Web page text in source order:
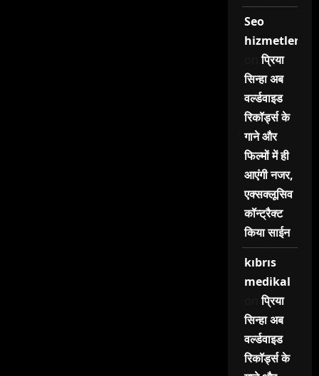
Seo
hizmetleri
onप्रिया
सिन्हा अब
वर्ल्डवाइड
रिकॉर्ड्स के
गाने और
फिल्मों में ही
आएंगी नजर,
एक्सक्लूसिव
कॉन्ट्रैक्ट
किया साईन
kıbrıs
medikal
onप्रिया
सिन्हा अब
वर्ल्डवाइड
रिकॉर्ड्स के